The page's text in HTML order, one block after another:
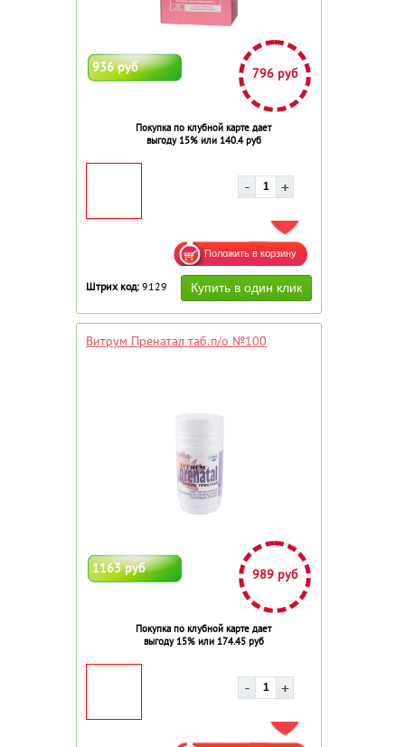
936 руб 796 руб
Покупка по клубной карте дает
выгоду 15% или 140.4 руб
ДОБАВИТЬ В ИЗБРАННОЕ
Штрих код: 9129
Витрум Пренатал таб.п/о №100
1163 руб 989 руб
Покупка по клубной карте дает
выгоду 15% или 174.45 руб
ДОБАВИТЬ В ИЗБРАННОЕ